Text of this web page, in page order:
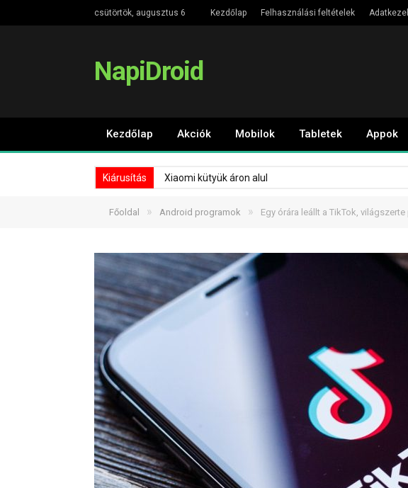
csütörtök, augusztus 6 Kezdőlap Felhasználási feltételek
NapiDroid
Kezdőlap Akciók Mobilok Tabletek Appok
Kiárusítás Xiaomi kütyük áron alul
Főoldal » Android programok » Egy órára leállt a TikTok,